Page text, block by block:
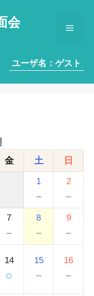
会 メ
ニ
ユーザ名：ゲスト
金 土 日
1
－
2
－
7
－
8
－
9
－
14
○
15
－
16
－